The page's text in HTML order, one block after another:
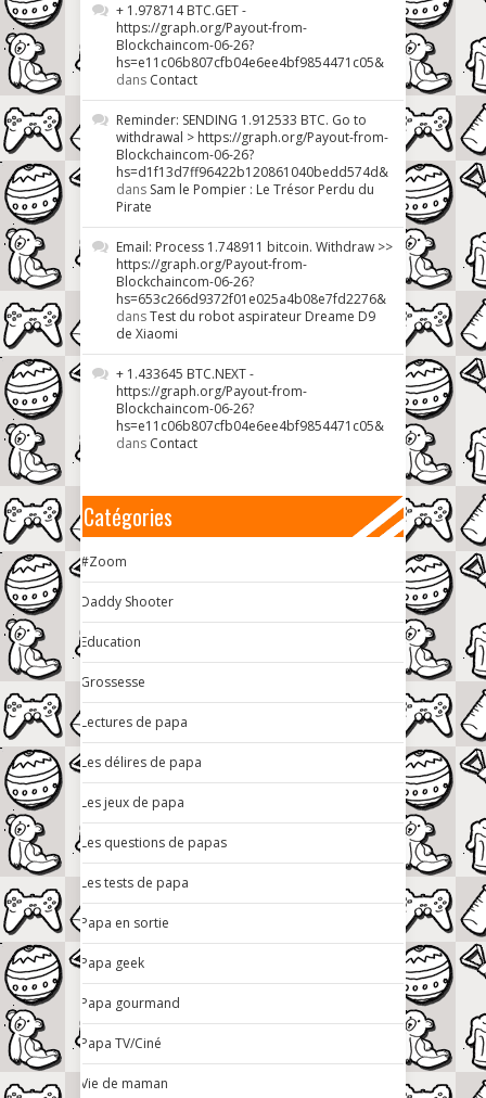
+ 1.978714 BTC.GET -
https://graph.org/Payout-from-
Blockchaincom-06-26?
hs=e11c06b807cfb04e6ee4bf9854471c05&
dans Contact
Reminder: SENDING 1.912533 BTC. Go to
withdrawal > https://graph.org/Payout-from-
Blockchaincom-06-26?
hs=d1f13d7ff96422b120861040bedd574d&
dans Sam le Pompier : Le Trésor Perdu du
Pirate
Email: Process 1.748911 bitcoin. Withdraw >>
https://graph.org/Payout-from-
Blockchaincom-06-26?
hs=653c266d9372f01e025a4b08e7fd2276&
dansTest du robot aspirateur Dreame D9
de Xiaomi
+ 1.433645 BTC.NEXT -
https://graph.org/Payout-from-
Blockchaincom-06-26?
hs=e11c06b807cfb04e6ee4bf9854471c05&
dans Contact
Catégories
#Zoom
Daddy Shooter
Education
Grossesse
Lectures de papa
Les délires de papa
Les jeux de papa
Les questions de papas
Les tests de papa
Papa en sortie
Papa geek
Papa gourmand
Papa TV/Ciné
Vie de maman